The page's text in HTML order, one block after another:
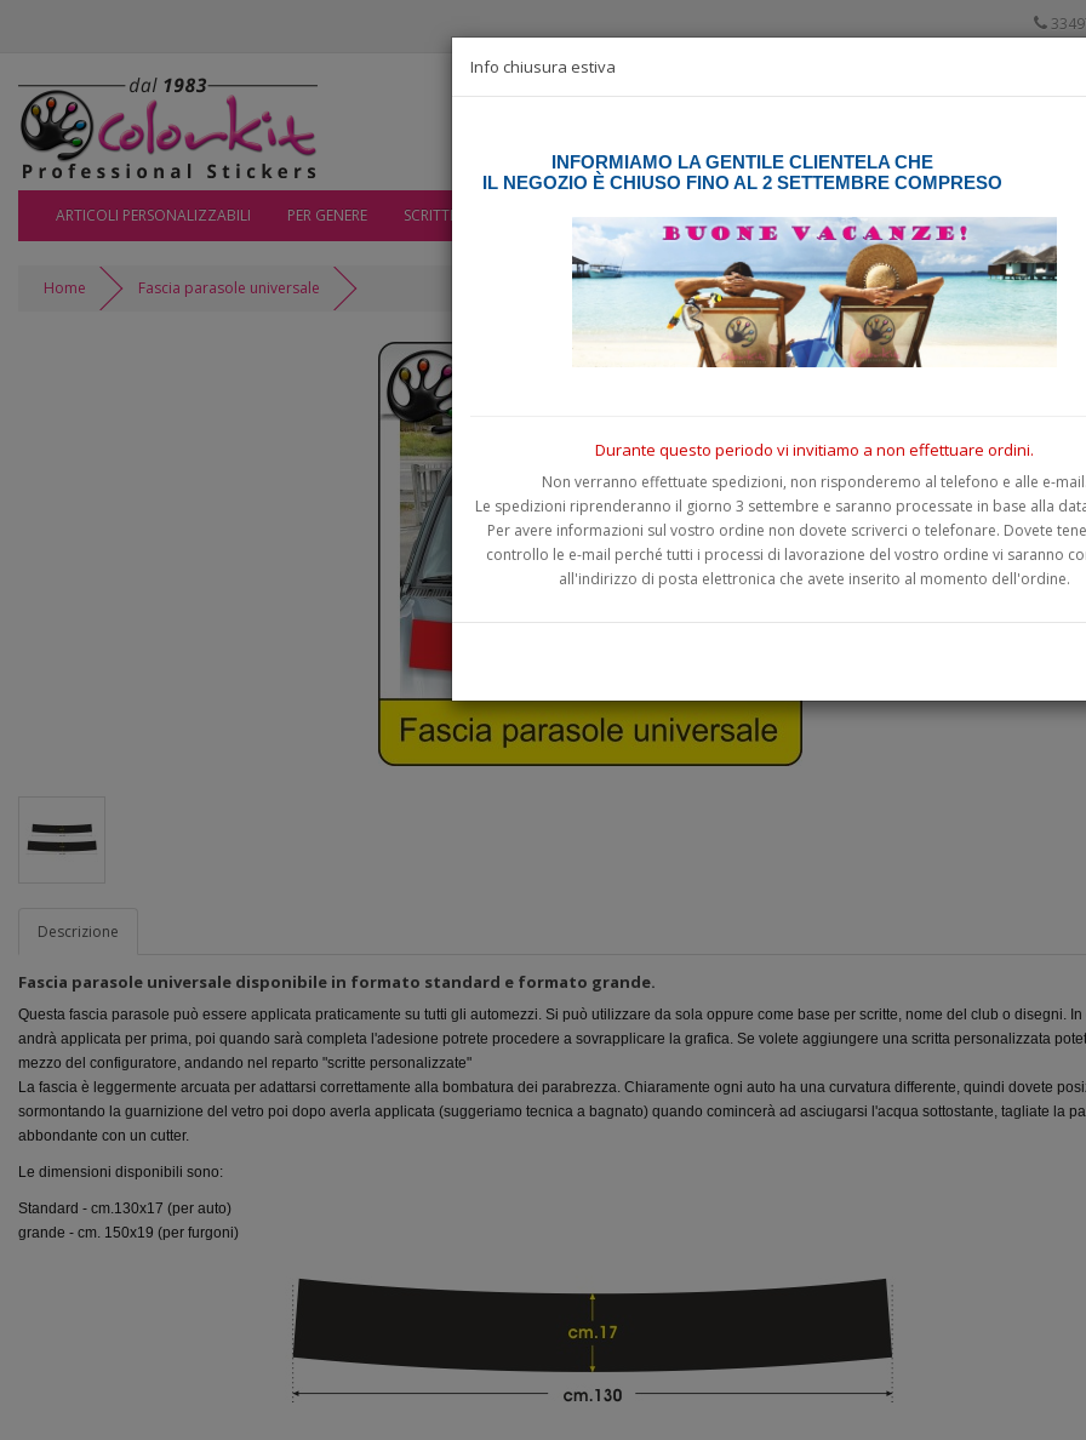
ARTICOLI PERSONALIZZABILI PER GENERE SCRITTE e NUMERI PER VEICOLI MURALI 3D Resinati BANDIERE PELLICOLE &
Home Fascia parasole universale
Descrizione
Fascia parasole universale disponibile in formato standard e formato grande.
Questa fascia parasole può essere applicata praticamente su tutti gli automezzi. Si può utilizzare da sola oppure come base per scritte, nome del club o disegni. In
andrà applicata per prima, poi quando sarà completa l'adesione potrete procedere a sovrapplicare la grafica. Se volete aggiungere una scritta personalizzata
mezzo del configuratore, andando nel reparto "scritte personalizzate"
La fascia è leggermente arcuata per adattarsi correttamente alla bombatura dei parabrezza. Chiaramente ogni auto ha una curvatura differente, quindi dovete
sormontando la guarnizione del vetro poi dopo averla applicata (suggeriamo tecnica a bagnato) quando comincerà ad asciugarsi l'acqua sottostante, tagliate la
abbondante con un cutter.
Le dimensioni disponibili sono:
Standard - cm.130x17 (per auto)
grande - cm. 150x19 (per furgoni)
Info chiusura estiva
INFORMIAMO LA GENTILE CLIENTELA CHE
IL NEGOZIO È CHIUSO FINO AL 2 SETTEMBRE COMPRESO
Durante questo periodo vi invitiamo a non effettuare ordini.
Non verranno effettuate spedizioni, non risponderemo al telefono e alle e-mail.
Le spedizioni riprenderanno il giorno 3 settembre e saranno processate in base alla
Per avere informazioni sul vostro ordine non dovete scriverci o telefonare. Dovete
controllo le e-mail perché tutti i processi di lavorazione del vostro ordine vi saranno
all'indirizzo di posta elettronica che avete inserito al momento dell'ordine.